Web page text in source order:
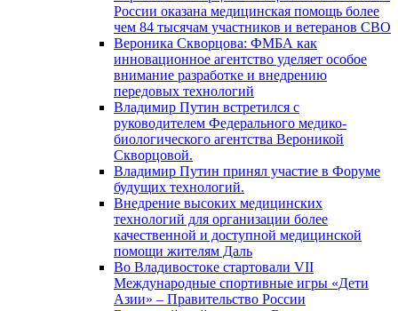
России оказана медицинская помощь более
чем 84 тысячам участников и ветеранов СВО
Вероника Скворцова: ФМБА как
инновационное агентство уделяет особое
внимание разработке и внедрению
передовых технологий
Владимир Путин встретился с
руководителем Федерального медико-
биологического агентства Вероникой
Скворцовой.
Владимир Путин принял участие в Форуме
будущих технологий.
Внедрение высоких медицинских
технологий для организации более
качественной и доступной медицинской
помощи жителям Даль
Во Владивостоке стартовали VII
Международные спортивные игры «Дети
Азии» – Правительство России